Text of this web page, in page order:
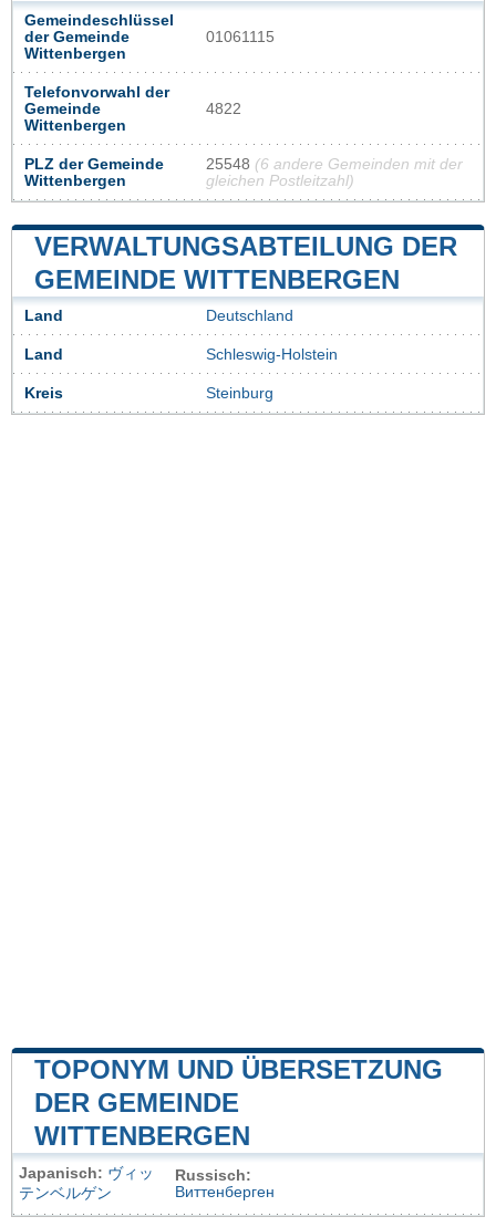
Gemeindeschlüssel
der Gemeinde
Wittenbergen
01061115
Telefonvorwahl der
Gemeinde
Wittenbergen
4822
PLZ der Gemeinde
Wittenbergen
25548 (6 andere Gemeinden mit der
gleichen Postleitzahl)
VERWALTUNGSABTEILUNG DER
GEMEINDE WITTENBERGEN
Land Deutschland
Land Schleswig-Holstein
Kreis Steinburg
TOPONYM UND ÜBERSETZUNG
DER GEMEINDE
WITTENBERGEN
Japanisch: ヴィッ
テンベルゲン
Russisch:
Виттенберген